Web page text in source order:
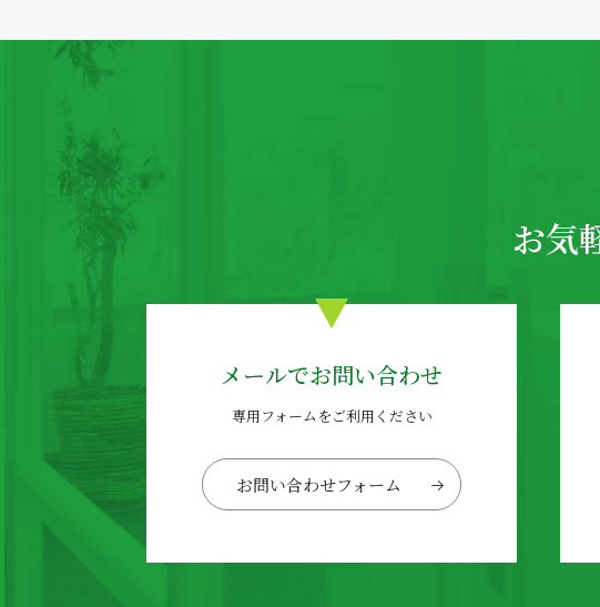
お気
メールでお問い合わせ
専用フォームをご利用ください
お問い合わせフォーム